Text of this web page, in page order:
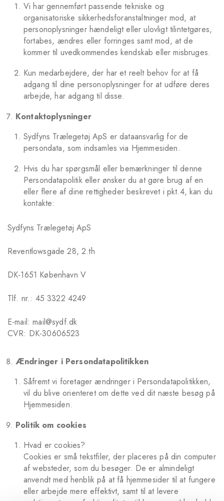
Vi har gennemført passende tekniske og
organisatoriske sikkerhedsforanstaltninger mod, at
personoplysninger hændeligt eller ulovligt tilintetgøres,
fortabes, ændres eller forringes samt mod, at de
kommer til uvedkommendes kendskab eller misbruges.
Kun medarbejdere, der har et reelt behov for at få
adgang til dine personoplysninger for at udføre deres
arbejde, har adgang til disse.
Kontaktoplysninger
Sydfyns Trælegetøj ApS er dataansvarlig for de
persondata, som indsamles via Hjemmesiden.
Hvis du har spørgsmål eller bemærkninger til denne
Persondatapolitik eller ønsker du at gøre brug af en
eller flere af dine rettigheder beskrevet i pkt.4, kan du
kontakte:
Sydfyns Trælegetøj ApS
Reventlowsgade 28, 2.th
DK-1651 København V
Tlf. nr.: 45 3322 4249
E-mail: mail@sydf.dk
CVR: DK-30606523
Ændringer i Persondatapolitikken
Såfremt vi foretager ændringer i Persondatapolitikken,
vil du blive orienteret om dette ved dit næste besøg på
Hjemmesiden.
Politik om cookies
Hvad er cookies?
Cookies er små tekstfiler, der placeres på din computer
af websteder, som du besøger. De er almindeligt
anvendt med henblik på at få hjemmesider til at fungere
eller arbejde mere effektivt, samt til at levere